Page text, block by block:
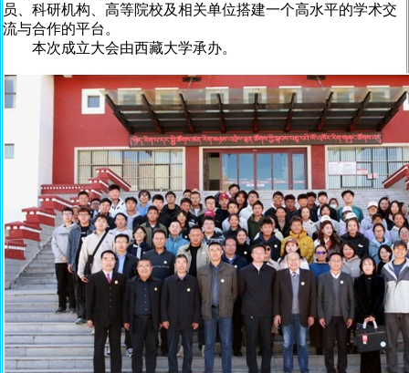
员、科研机构、高等院校及相关单位搭建一个高水平的学术交
流与合作的平台。
本次成立大会由西藏大学承办。